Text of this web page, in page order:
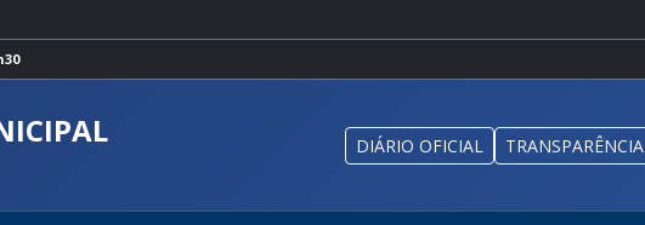
DIÁRIO OFICIAL TRANSPARÊNCIA